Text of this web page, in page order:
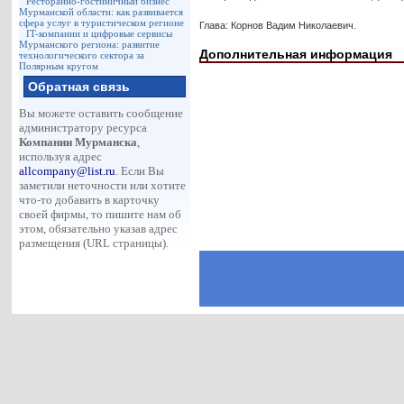
Мурманской области: как развивается
сфера услуг в туристическом регионе
IT-компании и цифровые сервисы
Мурманского региона: развитие
технологического сектора за
Полярным кругом
Обратная связь
Вы можете оставить сообщение
администратору ресурса
Компании Мурманска,
используя адрес
allcompany@list.ru. Если Вы
заметили неточности или хотите
что-то добавить в карточку
своей фирмы, то пишите нам об
этом, обязательно указав адрес
размещения (URL страницы).
Глава: Корнов Вадим Николаевич.
Дополнительная информация